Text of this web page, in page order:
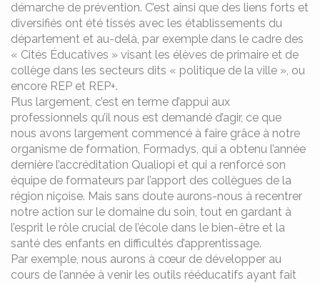
démarche de prévention. C’est ainsi que des liens forts et
diversifiés ont été tissés avec les établissements du
département et au-delà, par exemple dans le cadre des
« Cités Éducatives » visant les élèves de primaire et de
collège dans les secteurs dits « politique de la ville », ou
encore REP et REP+.
Plus largement, c’est en terme d’appui aux
professionnels qu’il nous est demandé d’agir, ce que
nous avons largement commencé à faire grâce à notre
organisme de formation, Formadys, qui a obtenu l’année
dernière l’accréditation Qualiopi et qui a renforcé son
équipe de formateurs par l’apport des collègues de la
région niçoise. Mais sans doute aurons-nous à recentrer
notre action sur le domaine du soin, tout en gardant à
l’esprit le rôle crucial de l’école dans le bien-être et la
santé des enfants en difficultés d’apprentissage.
Par exemple, nous aurons à cœur de développer au
cours de l’année à venir les outils rééducatifs ayant fait